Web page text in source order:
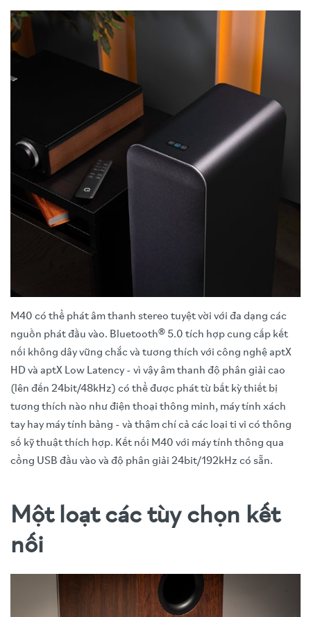
M40 có thể phát âm thanh stereo tuyệt vời với đa dạng các
nguồn phát đầu vào. Bluetooth® 5.0 tích hợp cung cấp kết
nối không dây vững chắc và tương thích với công nghệ aptX
HD và aptX Low Latency - vì vậy âm thanh độ phân giải cao
(lên đến 24bit/48kHz) có thể được phát từ bất kỳ thiết bị
tương thích nào như điện thoại thông minh, máy tính xách
tay hay máy tính bảng - và thậm chí cả các loại ti vi có thông
số kỹ thuật thích hợp. Kết nối M40 với máy tính thông qua
cổng USB đầu vào và độ phân giải 24bit/192kHz có sẵn.
Một loạt các tùy chọn kết
nối